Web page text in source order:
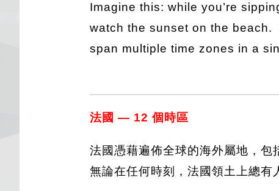
Imagine this: while you’re
watch the sunset on the
span multiple time zones in a
法國 — 12 個時區
法國憑藉遍佈全球的海外屬地，包
無論在任何時刻，法國領土上總有